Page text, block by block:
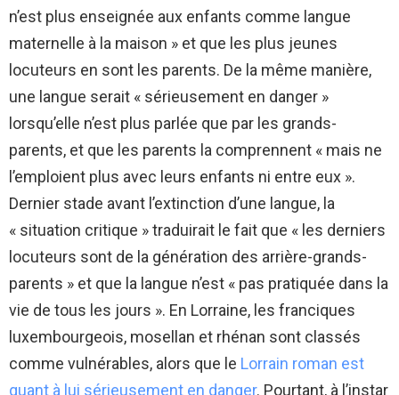
n’est plus enseignée aux enfants comme langue
maternelle à la maison » et que les plus jeunes
locuteurs en sont les parents. De la même manière,
une langue serait « sérieusement en danger »
lorsqu’elle n’est plus parlée que par les grands-
parents, et que les parents la comprennent « mais ne
l’emploient plus avec leurs enfants ni entre eux ».
Dernier stade avant l’extinction d’une langue, la
« situation critique » traduirait le fait que « les derniers
locuteurs sont de la génération des arrière-grands-
parents » et que la langue n’est « pas pratiquée dans la
vie de tous les jours ». En Lorraine, les franciques
luxembourgeois, mosellan et rhénan sont classés
comme vulnérables, alors que le Lorrain roman est
quant à lui sérieusement en danger. Pourtant, à l’instar